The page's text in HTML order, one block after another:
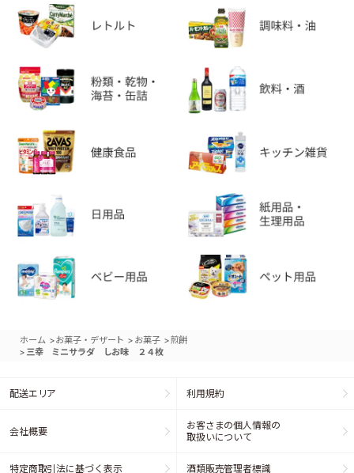
ホーム >お菓子・デザート > お菓子 >煎餅
> 三幸 ミニサラダ しお味 ２４枚
配送エリア 利用規約
会社概要
お客さまの個人情報の
取扱いについて
特定商取引法に基づく表示 酒類販売管理者標識